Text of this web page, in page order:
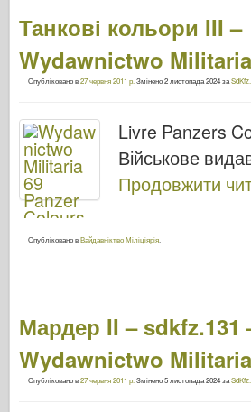
Танкові кольори III –
Wydawnictwo
Опубліковано в27 червня 2011 р. Змінено2 листопада 2024за
Livre Panzers
Військове
Продовжити
Опубліковано вВайдавніктво Міліціярія
Мардер II – sdkfz.131
Wydawnictwo
Опубліковано в27 червня 2011 р. Змінено5 листопада 2024за